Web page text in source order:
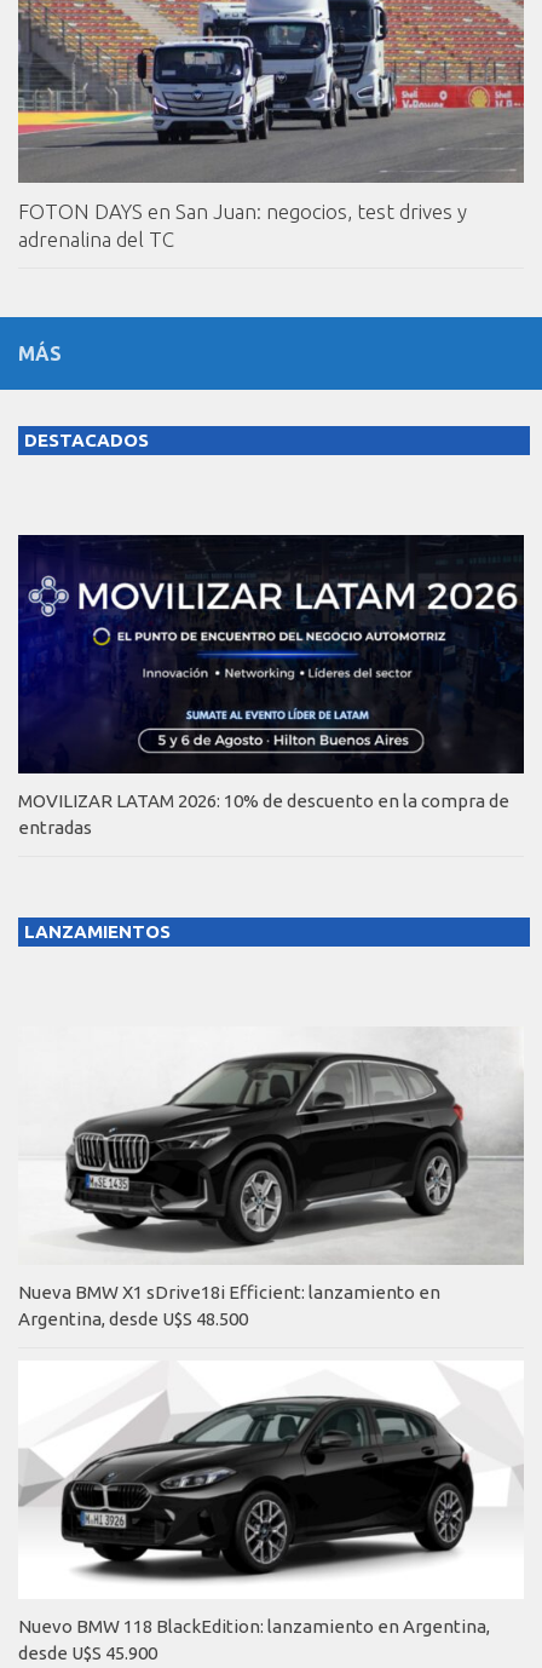
FOTON DAYS en San Juan: negocios, test drives y
adrenalina del TC
MÁS
DESTACADOS
MOVILIZAR LATAM 2026: 10% de descuento en la compra de
entradas
LANZAMIENTOS
Nueva BMW X1 sDrive18i Efficient: lanzamiento en
Argentina, desde U$S 48.500
Nuevo BMW 118 BlackEdition: lanzamiento en Argentina,
desde U$S 45.900